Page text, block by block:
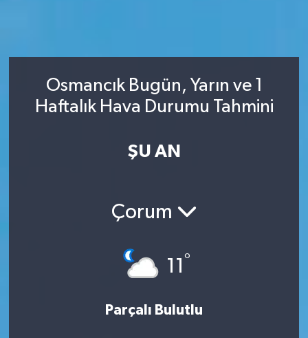
Osmancık Bugün, Yarın ve 1
Haftalık Hava Durumu Tahmini
ŞU AN
Çorum
11°
Parçalı Bulutlu